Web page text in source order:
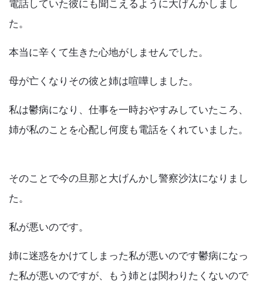
電話していた彼にも聞こえるように大げんかしまし
た。
本当に辛くて生きた心地がしませんでした。
母が亡くなりその彼と姉は喧嘩しました。
私は鬱病になり、仕事を一時おやすみしていたころ、
姉が私のことを心配し何度も電話をくれていました。
そのことで今の旦那と大げんかし警察沙汰になりまし
た。
私が悪いのです。
姉に迷惑をかけてしまった私が悪いのです鬱病になっ
た私が悪いのですが、もう姉とは関わりたくないので